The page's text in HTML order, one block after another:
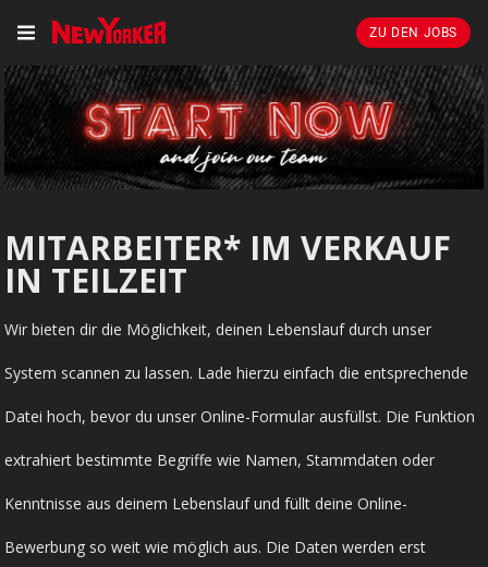
ZU DEN JOBS
MITARBEITER* IM VERKAUF
IN TEILZEIT
Wir bieten dir die Möglichkeit, deinen Lebenslauf durch unser
System scannen zu lassen. Lade hierzu einfach die entsprechende
Datei hoch, bevor du unser Online-Formular ausfüllst. Die Funktion
extrahiert bestimmte Begriffe wie Namen, Stammdaten oder
Kenntnisse aus deinem Lebenslauf und füllt deine Online-
Bewerbung so weit wie möglich aus. Die Daten werden erst